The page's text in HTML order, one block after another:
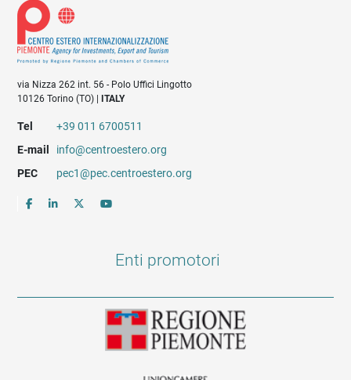
via Nizza 262 int. 56 - Polo Uffici Lingotto
10126 Torino (TO) |
ITALY
Tel
+39 011 6700511
E-mail
info@centroestero.org
PEC
pec1@pec.centroestero.org
Enti promotori